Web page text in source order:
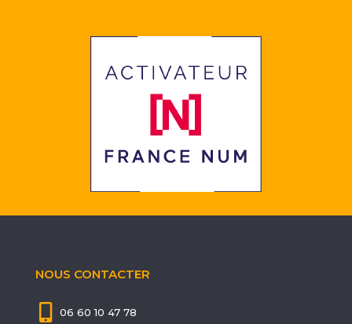
NOUS CONTACTER
 06 60 10 47 78